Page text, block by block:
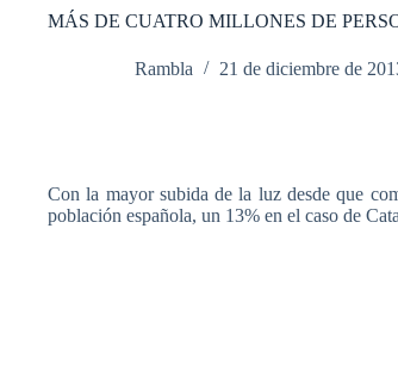
MÁS DE CUATRO MILLONES DE
Rambla 21 de diciembre de
Con la mayor subida de la luz desde que
población española, un 13% en el caso de